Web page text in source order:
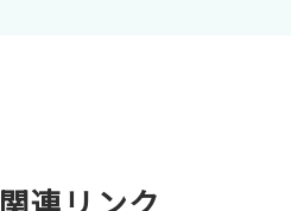
関連リンク